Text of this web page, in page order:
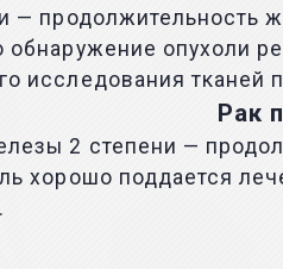
— продолжительность
опухоли
исследования
Рак
2 степени —
хорошо поддается